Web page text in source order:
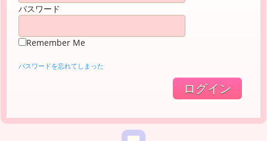
パスワード
Remember Me
パスワードを忘れてしまった